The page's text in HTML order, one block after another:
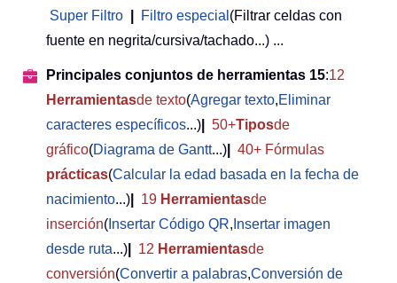
Super Filtro
Filtro especial (Filtrar celdas con
fuente en negrita/cursiva/tachado...) ...
Principales conjuntos de herramientas 15:12
Herramientasde texto(Agregar texto,Eliminar
caracteres específicos...) 50+Tiposde
gráfico(Diagrama de Gantt...)
40+ Fórmulas
prácticas(Calcular la edad basada en la fecha de
nacimiento...) 19 Herramientasde
inserción( Insertar Código QR, Insertar imagen
desde ruta...) 12 Herramientasde
conversión(Convertir a palabras,Conversión de